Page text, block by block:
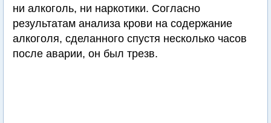
ни алкоголь, ни наркотики. Согласно
результатам анализа крови на содержание
алкоголя, сделанного спустя несколько часов
после аварии, он был трезв.